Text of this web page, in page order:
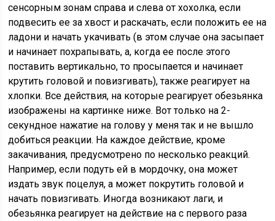
сенсорным зонам справа и слева от хохолка, если
подвесить ее за хвост и раскачать, если положить ее на
ладони и начать укачивать (в этом случае она засыпает
и начинает похрапывать, а, когда ее после этого
поставить вертикально, то просыпается и начинает
крутить головой и повизгивать), также реагирует на
хлопки. Все действия, на которые реагирует обезьянка
изображены на картинке ниже. Вот только на 2-
секундное нажатие на голову у меня так и не вышло
добиться реакции. На каждое действие, кроме
закачивания, предусмотрено по несколько реакций.
Например, если подуть ей в мордочку, она может
издать звук поцелуя, а может покрутить головой и
начать повизгивать. Иногда возникают лаги, и
обезьянка реагирует на действие на с первого раза